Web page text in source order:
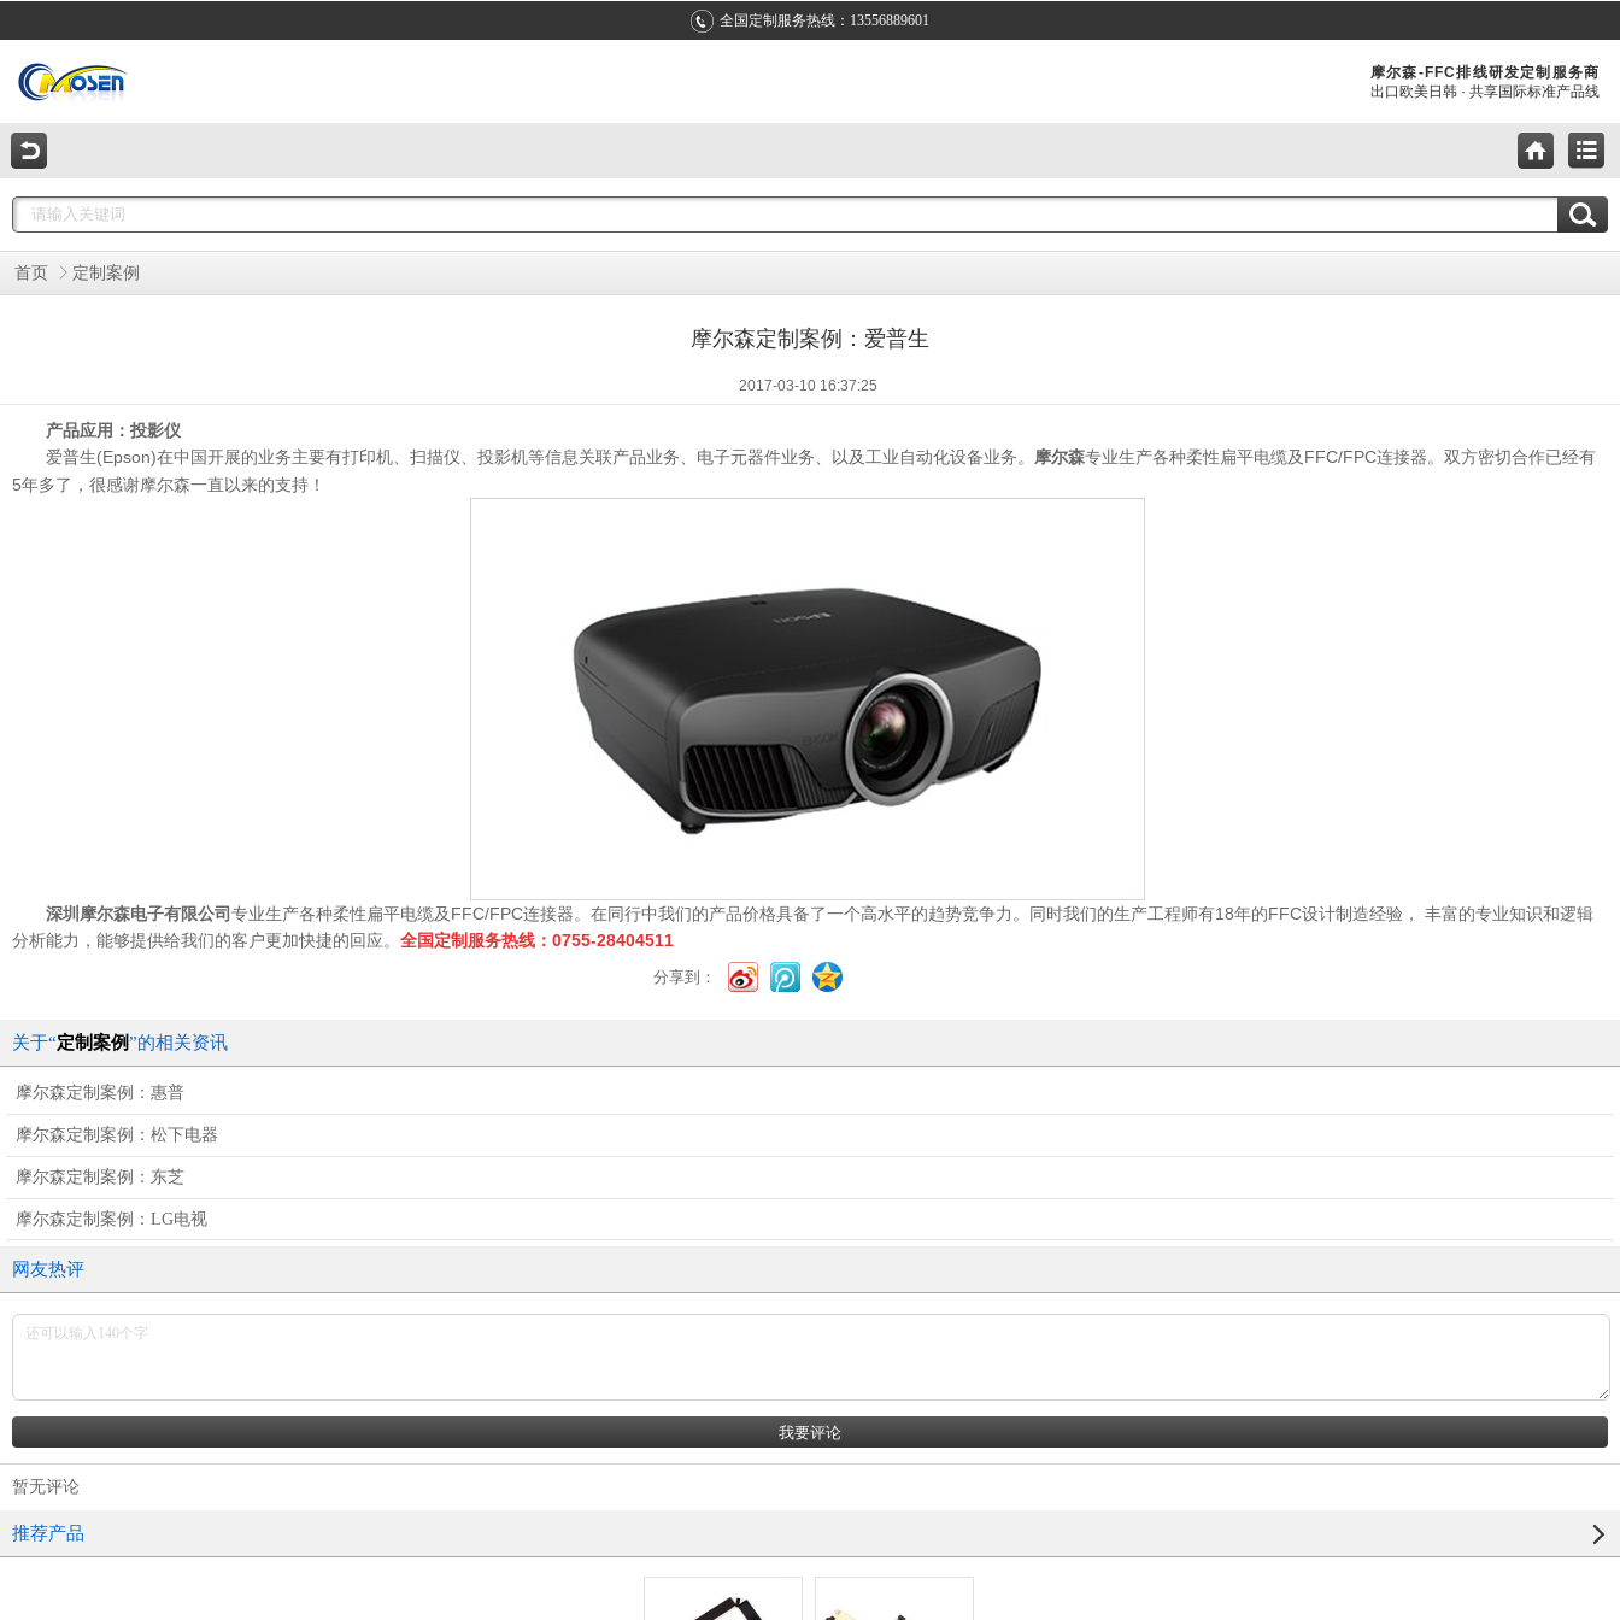
全国定制服务热线：13556889601
摩尔森-FFC排线研发定制服务商
出口欧美日韩 · 共享国际标准产品线
首页 定制案例
摩尔森定制案例：爱普生
2017-03-10 16:37:25
产品应用：投影仪
爱普生(Epson)在中国开展的业务主要有打印机、扫描仪、投影机等信息关联产品业务、电子元器件业务、以及工业自动化设备业务。 摩尔森专业生产各种柔性扁平电缆及FFC/FPC连接器。双方密切合作已经有
5年多了，很感谢摩尔森一直以来的支持！
深圳摩尔森电子有限公司专业生产各种柔性扁平电缆及FFC/FPC连接器。在同行中我们的产品价格具备了一个高水平的趋势竞争力。同时我们的生产工程师有18年的FFC设计制造经验， 丰富的专业知识和逻辑
分析能力，能够提供给我们的客户更加快捷的回应。 全国定制服务热线：0755-28404511
分享到：
关于“定制案例”的相关资讯
摩尔森定制案例：惠普
摩尔森定制案例：松下电器
摩尔森定制案例：东芝
摩尔森定制案例：LG电视
网友热评
暂无评论
推荐产品